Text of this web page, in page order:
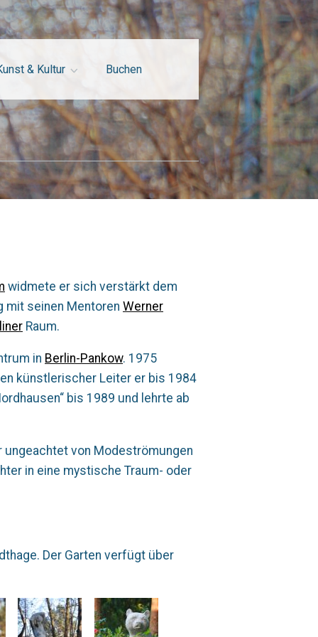
& Kultur Buchen
widmete er sich verstärkt dem
mit seinen Mentoren Werner
Raum.
in Berlin-Pankow. 1975
künstlerischer Leiter er bis 1984
bis 1989 und lehrte ab
ungeachtet von Modeströmungen
in eine mystische Traum- oder
Der Garten verfügt über